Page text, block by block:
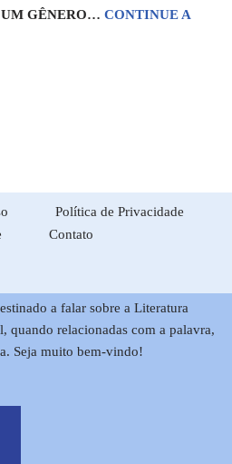
UM GÊNERO… CONTINUE A
Política de Privacidade
Contato
a falar sobre a Literatura
quando relacionadas com a palavra,
Seja muito bem-vindo!